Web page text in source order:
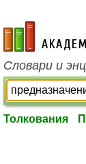
academic.ru
Словари и
Толкования